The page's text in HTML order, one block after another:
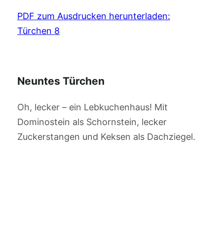
PDF zum Ausdrucken herunterladen:
Türchen 8
Neuntes Türchen
Oh, lecker – ein Lebkuchenhaus! Mit
Dominostein als Schornstein, lecker
Zuckerstangen und Keksen als Dachziegel.